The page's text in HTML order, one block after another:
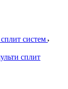
систем
сплит